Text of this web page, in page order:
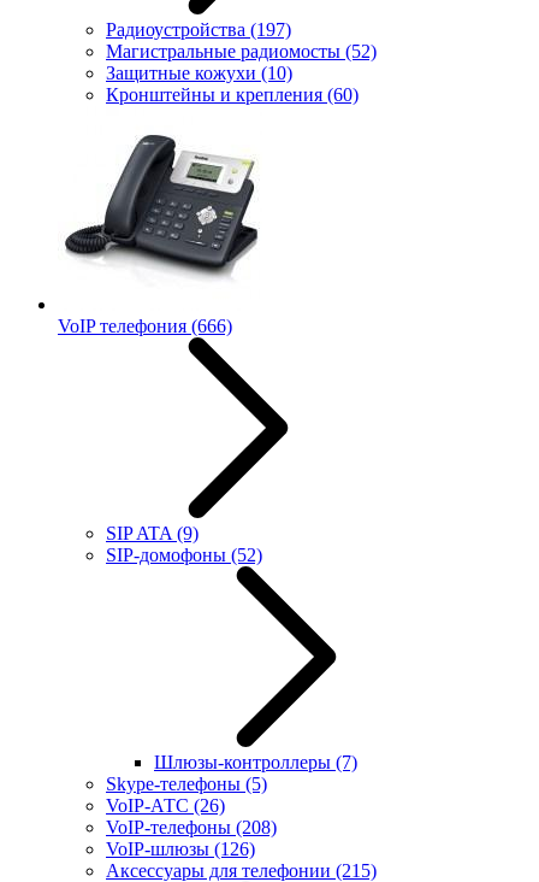
Радиоустройства (197)
Магистральные радиомосты (52)
Защитные кожухи (10)
Кронштейны и крепления (60)
VoIP телефония (666)
SIP ATA (9)
SIP-домофоны (52)
Шлюзы-контроллеры (7)
Skype-телефоны (5)
VoIP-АТС (26)
VoIP-телефоны (208)
VoIP-шлюзы (126)
Аксессуары для телефонии (215)